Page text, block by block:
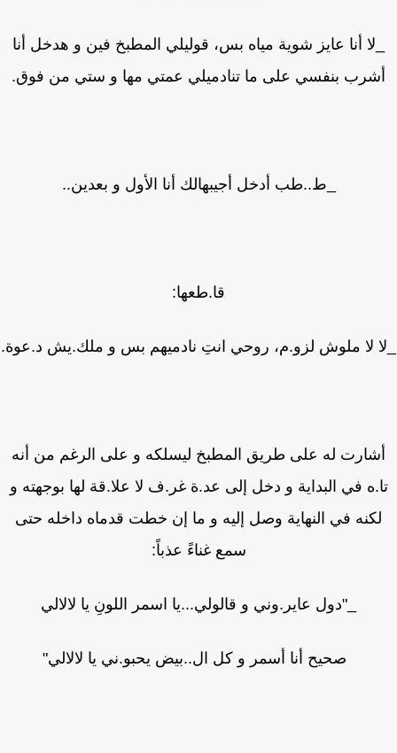
أنا عايز شوية مياه بس، قوليلي المطبخ فين و هدخل أنا
بنفسي على ما تنادميلي عمتي مها و ستي من فوق.
_ط..طب أدخل أجيبهالك أنا الأول و بعدين..
قا.طعها:
لا ملوش لزو.م، روحي انتِ نادميهم بس و ملك.يش د.عوة.
له على طريق المطبخ ليسلكه و على الرغم من أنه
في البداية و دخل إلى عد.ة غر.ف لا علا.قة لها بوجهته و
لكنه في النهاية وصل إليه و ما إن خطت قدماه داخله حتى
سمع غناءً عذباً:
_"دول عاير.وني و قالولي...يا اسمر اللونِ يا لالالي
صحيح أنا أسمر و كل ال..بيض يحبو.ني يا لالالي"